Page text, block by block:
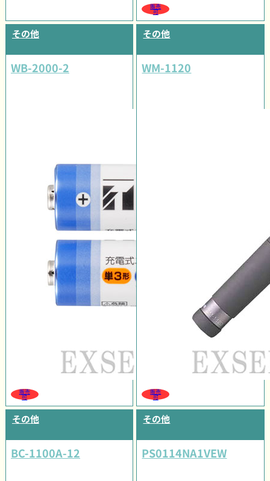
販売
可
その他
WB-2000-2
販売
可
その他
WM-1120
販売
可
その他
BC-1100A-12
その他
PS0114NA1VEW